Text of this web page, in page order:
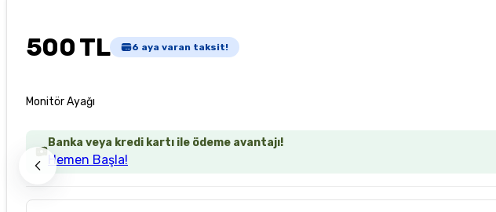
500 TL 6 aya varan taksit!
Monitör Ayağı
Banka veya kredi kartı ile ödeme avantajı!
Hemen Başla!